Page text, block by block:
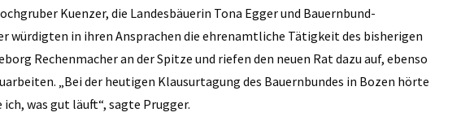
Kuenzer, die Landesbäuerin Tona Egger und Bauernbund-
würdigten in ihren Ansprachen die ehrenamtliche Tätigkeit des bisherigen
Rechenmacher an der Spitze und riefen den neuen Rat dazu auf, ebenso
„Bei der heutigen Klausurtagung des Bauernbundes in Bozen hörte
was gut läuft“, sagte Prugger.